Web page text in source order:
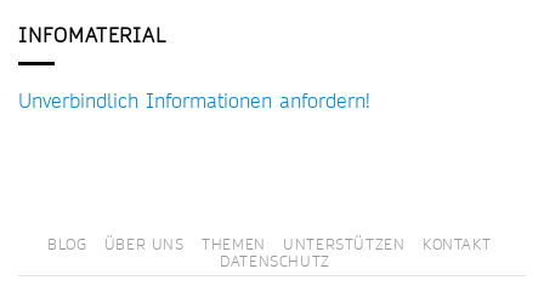
INFOMATERIAL
Unverbindlich Informationen anfordern!
BLOG ÜBER UNS THEMEN UNTERSTÜTZEN
KONTAKT
DATENSCHUTZ